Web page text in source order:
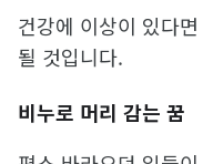
건강에 이상이 있다
될 것입니다.
비누로 머리 감는 꿈